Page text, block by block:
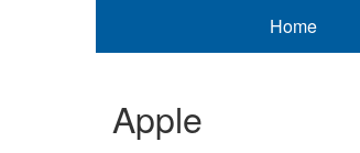
Home
Apple